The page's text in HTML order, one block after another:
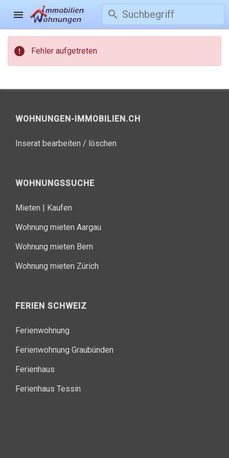
menu search
error Fehler aufgetreten
WOHNUNGEN-IMMOBILIEN.CH
Inserat bearbeiten / löschen
WOHNUNGSSUCHE
Mieten | Kaufen
Wohnung mieten Aargau
Wohnung mieten Bern
Wohnung mieten Zürich
FERIEN SCHWEIZ
Ferienwohnung
Ferienwohnung Graubünden
Ferienhaus
Ferienhaus Tessin